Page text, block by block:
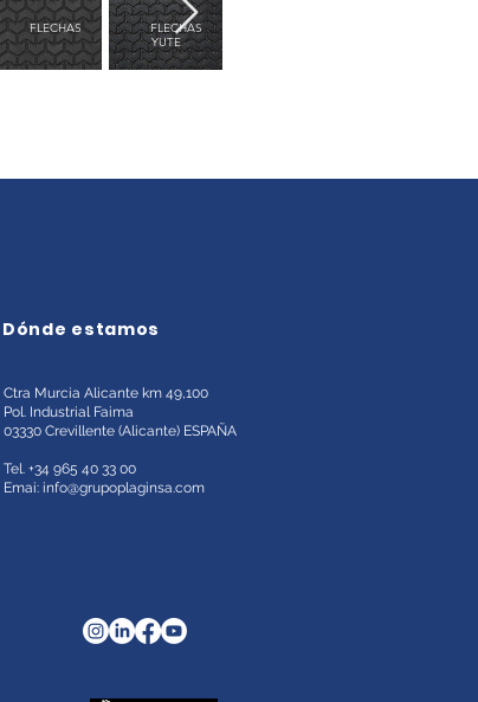
FLECHAS
FLECHAS
YUTE
Dónde estamos
Ctra Murcia Alicante km 49,100
Pol. Industrial Faima
03330 Crevillente (Alicante) ESPAÑA
Tel. +34 965 40 33 00
Emai: info@grupoplaginsa.com